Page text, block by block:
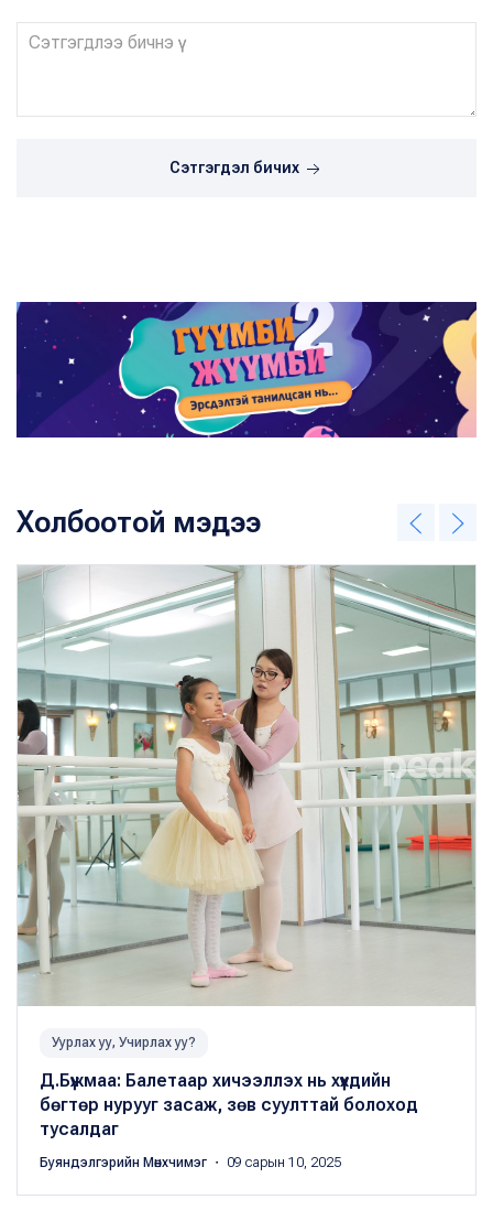
Сэтгэгдэл бичих
Холбоотой мэдээ
Уурлах уу, Учирлах уу?
Д.Бүжмаа: Балетаар хичээллэх нь хүүхдийн
бөгтөр нурууг засаж, зөв суулттай болоход
тусалдаг
Буяндэлгэрийн Мөнхчимэг ・ 09 сарын 10, 2025